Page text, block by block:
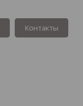
Контакты